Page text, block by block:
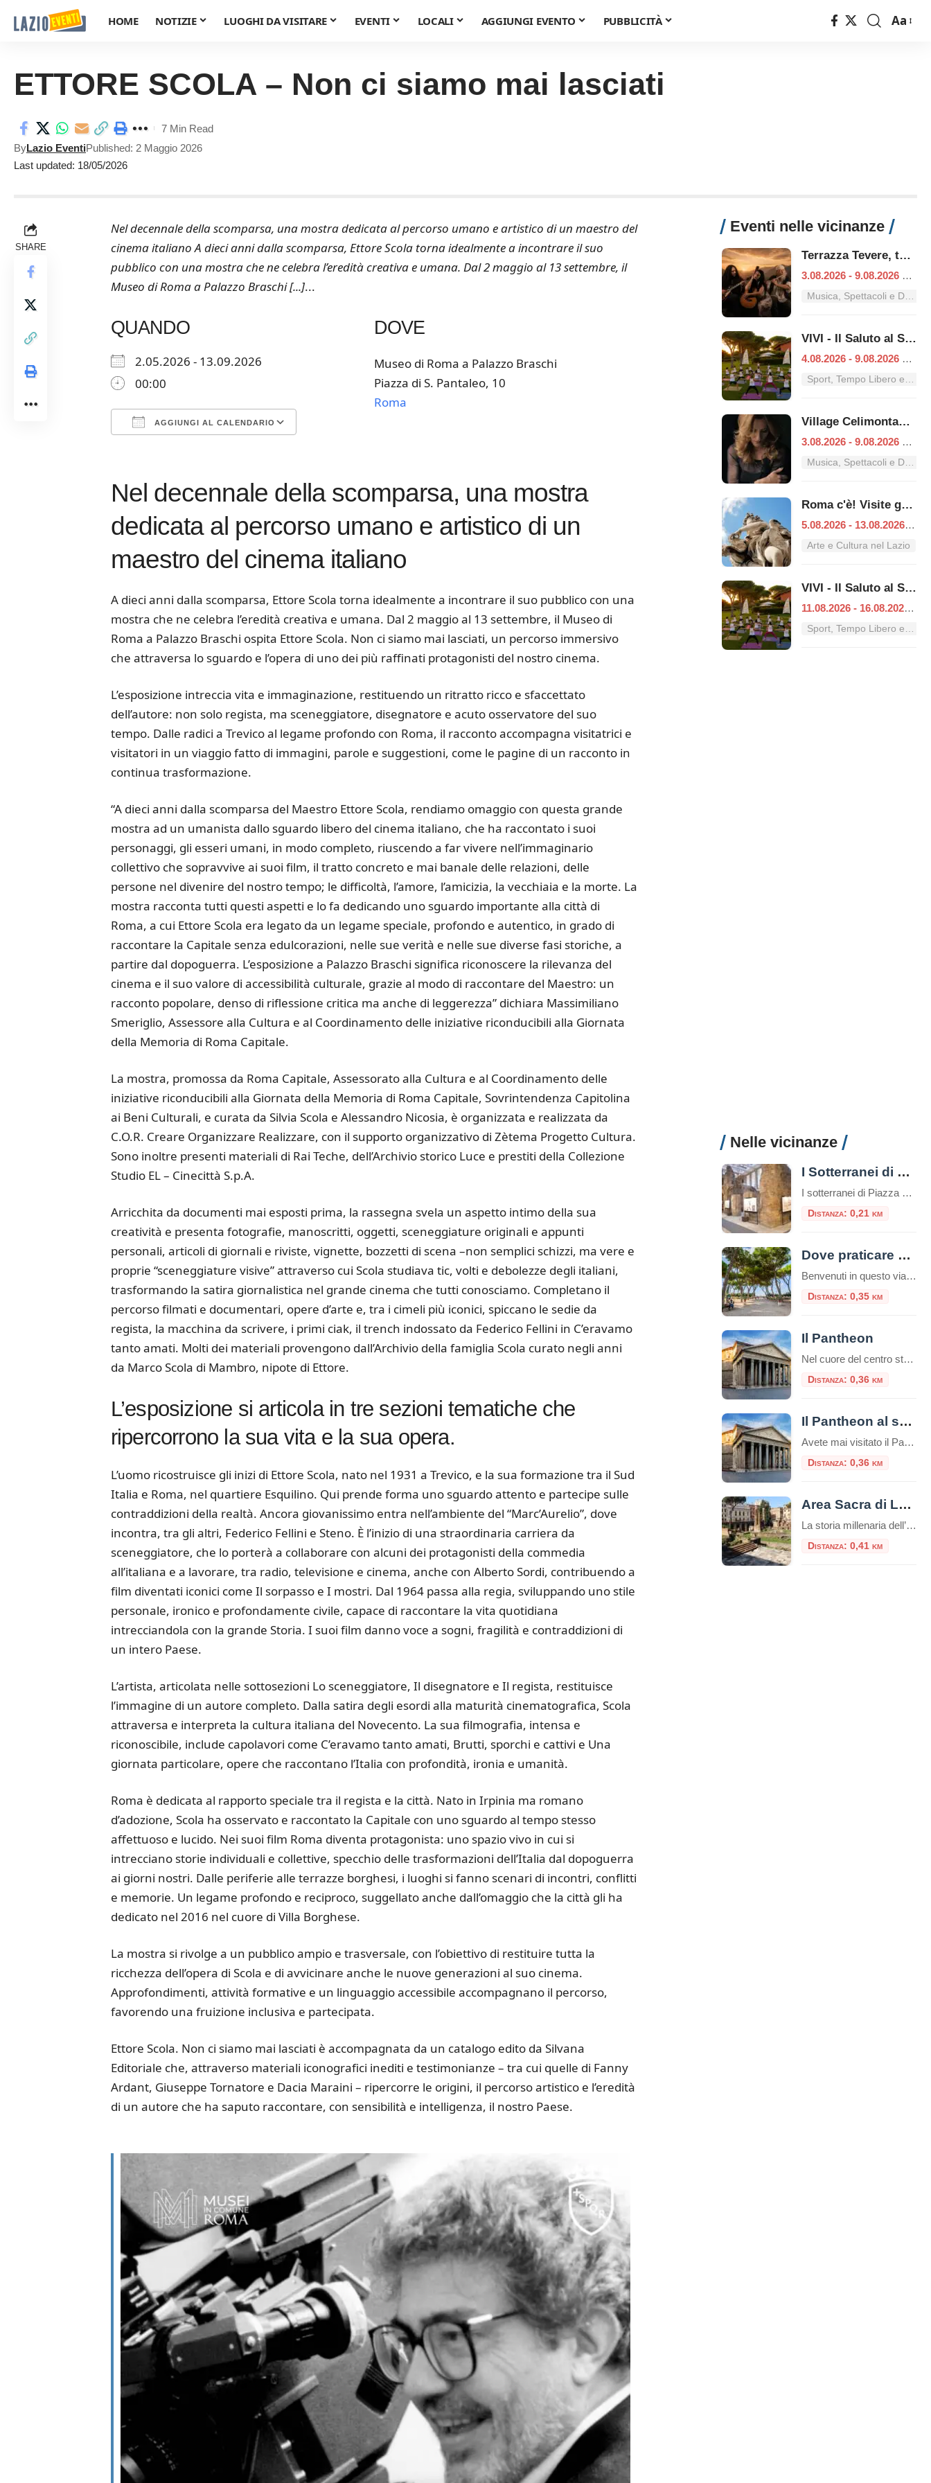
HOME NOTIZIE LUOGHI DA VISITARE EVENTI LOCALI AGGIUNGI EVENTO PUBBLICITÀ
Font
Aa
ETTORE SCOLA – Non ci siamo mai lasciati
Last updated: 18/05/2026
ByLazio EventiPublished: 2 Maggio 2026
7 Min Read
SHARE
Nel decennale della scomparsa, una mostra dedicata al percorso umano e artistico di un maestro del
cinema italiano A dieci anni dalla scomparsa, Ettore Scola torna idealmente a incontrare il suo
pubblico con una mostra che ne celebra l’eredità creativa e umana. Dal 2 maggio al 13 settembre, il
Museo di Roma a Palazzo Braschi [...]...
QUANDO
2.05.2026 - 13.09.2026
00:00
AGGIUNGI AL CALENDARIO
DOVE
Museo di Roma a Palazzo Braschi
Piazza di S. Pantaleo, 10
Roma
Nel decennale della scomparsa, una mostra
dedicata al percorso umano e artistico di un
maestro del cinema italiano
A dieci anni dalla scomparsa, Ettore Scola torna idealmente a incontrare il suo pubblico con una
mostra che ne celebra l’eredità creativa e umana. Dal 2 maggio al 13 settembre, il Museo di
Roma a Palazzo Braschi ospita Ettore Scola. Non ci siamo mai lasciati, un percorso immersivo
che attraversa lo sguardo e l’opera di uno dei più raffinati protagonisti del nostro cinema.
L’esposizione intreccia vita e immaginazione, restituendo un ritratto ricco e sfaccettato
dell’autore: non solo regista, ma sceneggiatore, disegnatore e acuto osservatore del suo
tempo. Dalle radici a Trevico al legame profondo con Roma, il racconto accompagna visitatrici e
visitatori in un viaggio fatto di immagini, parole e suggestioni, come le pagine di un racconto in
continua trasformazione.
“A dieci anni dalla scomparsa del Maestro Ettore Scola, rendiamo omaggio con questa grande
mostra ad un umanista dallo sguardo libero del cinema italiano, che ha raccontato i suoi
personaggi, gli esseri umani, in modo completo, riuscendo a far vivere nell’immaginario
collettivo che sopravvive ai suoi film, il tratto concreto e mai banale delle relazioni, delle
persone nel divenire del nostro tempo; le difficoltà, l’amore, l’amicizia, la vecchiaia e la morte. La
mostra racconta tutti questi aspetti e lo fa dedicando uno sguardo importante alla città di
Roma, a cui Ettore Scola era legato da un legame speciale, profondo e autentico, in grado di
raccontare la Capitale senza edulcorazioni, nelle sue verità e nelle sue diverse fasi storiche, a
partire dal dopoguerra. L’esposizione a Palazzo Braschi significa riconoscere la rilevanza del
cinema e il suo valore di accessibilità culturale, grazie al modo di raccontare del Maestro: un
racconto popolare, denso di riflessione critica ma anche di leggerezza” dichiara Massimiliano
Smeriglio, Assessore alla Cultura e al Coordinamento delle iniziative riconducibili alla Giornata
della Memoria di Roma Capitale.
La mostra, promossa da Roma Capitale, Assessorato alla Cultura e al Coordinamento delle
iniziative riconducibili alla Giornata della Memoria di Roma Capitale, Sovrintendenza Capitolina
ai Beni Culturali, e curata da Silvia Scola e Alessandro Nicosia, è organizzata e realizzata da
C.O.R. Creare Organizzare Realizzare, con il supporto organizzativo di Zètema Progetto Cultura.
Sono inoltre presenti materiali di Rai Teche, dell’Archivio storico Luce e prestiti della Collezione
Studio EL – Cinecittà S.p.A.
Arricchita da documenti mai esposti prima, la rassegna svela un aspetto intimo della sua
creatività e presenta fotografie, manoscritti, oggetti, sceneggiature originali e appunti
personali, articoli di giornali e riviste, vignette, bozzetti di scena –non semplici schizzi, ma vere e
proprie “sceneggiature visive” attraverso cui Scola studiava tic, volti e debolezze degli italiani,
trasformando la satira giornalistica nel grande cinema che tutti conosciamo. Completano il
percorso filmati e documentari, opere d’arte e, tra i cimeli più iconici, spiccano le sedie da
regista, la macchina da scrivere, i primi ciak, il trench indossato da Federico Fellini in C’eravamo
tanto amati. Molti dei materiali provengono dall’Archivio della famiglia Scola curato negli anni
da Marco Scola di Mambro, nipote di Ettore.
L’esposizione si articola in tre sezioni tematiche che
ripercorrono la sua vita e la sua opera.
L’uomo ricostruisce gli inizi di Ettore Scola, nato nel 1931 a Trevico, e la sua formazione tra il Sud
Italia e Roma, nel quartiere Esquilino. Qui prende forma uno sguardo attento e partecipe sulle
contraddizioni della realtà. Ancora giovanissimo entra nell’ambiente del “Marc’Aurelio”, dove
incontra, tra gli altri, Federico Fellini e Steno. È l’inizio di una straordinaria carriera da
sceneggiatore, che lo porterà a collaborare con alcuni dei protagonisti della commedia
all’italiana e a lavorare, tra radio, televisione e cinema, anche con Alberto Sordi, contribuendo a
film diventati iconici come Il sorpasso e I mostri. Dal 1964 passa alla regia, sviluppando uno stile
personale, ironico e profondamente civile, capace di raccontare la vita quotidiana
intrecciandola con la grande Storia. I suoi film danno voce a sogni, fragilità e contraddizioni di
un intero Paese.
L’artista, articolata nelle sottosezioni Lo sceneggiatore, Il disegnatore e Il regista, restituisce
l’immagine di un autore completo. Dalla satira degli esordi alla maturità cinematografica, Scola
attraversa e interpreta la cultura italiana del Novecento. La sua filmografia, intensa e
riconoscibile, include capolavori come C’eravamo tanto amati, Brutti, sporchi e cattivi e Una
giornata particolare, opere che raccontano l’Italia con profondità, ironia e umanità.
Roma è dedicata al rapporto speciale tra il regista e la città. Nato in Irpinia ma romano
d’adozione, Scola ha osservato e raccontato la Capitale con uno sguardo al tempo stesso
affettuoso e lucido. Nei suoi film Roma diventa protagonista: uno spazio vivo in cui si
intrecciano storie individuali e collettive, specchio delle trasformazioni dell’Italia dal dopoguerra
ai giorni nostri. Dalle periferie alle terrazze borghesi, i luoghi si fanno scenari di incontri, conflitti
e memorie. Un legame profondo e reciproco, suggellato anche dall’omaggio che la città gli ha
dedicato nel 2016 nel cuore di Villa Borghese.
La mostra si rivolge a un pubblico ampio e trasversale, con l’obiettivo di restituire tutta la
ricchezza dell’opera di Scola e di avvicinare anche le nuove generazioni al suo cinema.
Approfondimenti, attività formative e un linguaggio accessibile accompagnano il percorso,
favorendo una fruizione inclusiva e partecipata.
Ettore Scola. Non ci siamo mai lasciati è accompagnata da un catalogo edito da Silvana
Editoriale che, attraverso materiali iconografici inediti e testimonianze – tra cui quelle di Fanny
Ardant, Giuseppe Tornatore e Dacia Maraini – ripercorre le origini, il percorso artistico e l’eredità
di un autore che ha saputo raccontare, con sensibilità e intelligenza, il nostro Paese.
Eventi nelle vicinanze
Terrazza Tevere, tutti i concerti dal 3 al 9 agosto
3.08.2026 - 9.08.2026 |
Musica, Spettacoli e Danza nel Lazio
VIVI - Il Saluto al Sole
4.08.2026 - 9.08.2026 |
Sport, Tempo Libero e Divertimento nel Lazio
Village Celimontana: gli appuntamenti dal 3 al 9 agosto
3.08.2026 - 9.08.2026 |
Musica, Spettacoli e Danza nel Lazio
Roma c'è! Visite guidate (anche per bambini) dal 5 al 13 agosto 2026
5.08.2026 - 13.08.2026
|
Arte e Cultura nel Lazio
VIVI - Il Saluto al Sole
11.08.2026 - 16.08.2026
Sport, Tempo Libero e Divertimento nel Lazio
Nelle vicinanze
I Sotterranei di Piazza Navona
I sotterranei di Piazza Navona sono un complesso di ambienti sotterranei situati sotto la famosa Piazza Navona di Roma, in Italia. Questi sotterranei sono noti come “Stadio di Domiziano” e rappresentano uno dei siti archeologici più importanti della città. Piazza Navona, la più bella piazza barocca di Roma, occupa la pista dell’antico “Stadio di Domiziano”, […]
Distanza: 0,21 km
Dove praticare sport a Roma: consigli utili e attività da svolgere nella capitale
Benvenuti in questo viaggio attraverso le migliori opportunità per praticare sport nella vivace e storica città di Roma. La Capitale italiana non è solo un tesoro di arte, cultura e gastronomia, ma offre anche numerose possibilità per mantenere uno stile di vita attivo e sano, oltre che ecologico. Che siate residenti o turisti, appassionati di sport all’aria aperta o alla […]
Distanza: 0,35 km
Il Pantheon
Nel cuore del centro storico di Roma, a pochi passi da Piazza Navona e dalla Fontana di Trevi, sorge uno dei monumenti più straordinari dell’antichità: il Pantheon, capolavoro dell’architettura romana, ancora oggi tra gli edifici meglio conservati dell’intero mondo classico. Breve storia del Pantheon Il nome Pantheon deriva dal greco e significa “tempio di tutti […]
Distanza: 0,36 km
Il Pantheon al solstizio d’inverno
Avete mai visitato il Pantheon il 21 dicembre? Sapete cosa succede? Uno straordinario effetto luminoso che si può ammirare solo un questa data, nel solstizio d’inverno. Il Tempio Solare L’oculus, unica finestra da cui penetra luce e calore, rende il Pantheon un “tempio solare“.Da l’oculus, un raggio di sole penetra all’interno e gira a seconda […]
Distanza: 0,36 km
Area Sacra di Largo Argentina
La storia millenaria dell’Area Sacra di Largo Argentina, dal 20 giugno, si offre al pubblico con un nuovo percorso che per la prima volta consente di accedere al sito e visitarlo in modo sistematico, leggendone le fasi di vita dall’età repubblicana attraverso l’epoca imperiale e medievale, fino alla riscoperta avvenuta nel secolo scorso con le demolizioni […]
Distanza: 0,41 km